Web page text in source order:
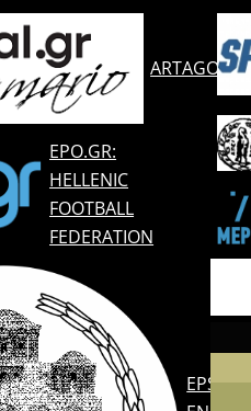
EPO.GR:
HELLENIC
FOOTBALL
FEDERATION